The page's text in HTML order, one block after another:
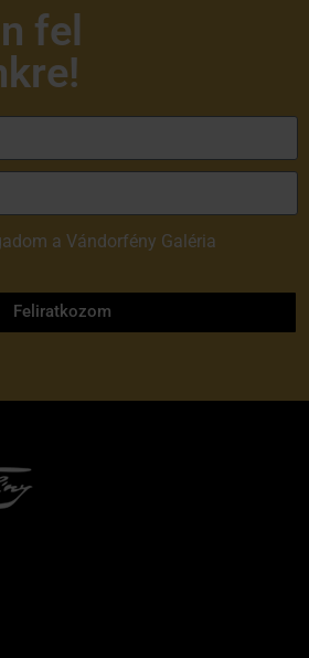
fel
a Vándorfény Galéria
Feliratkozom